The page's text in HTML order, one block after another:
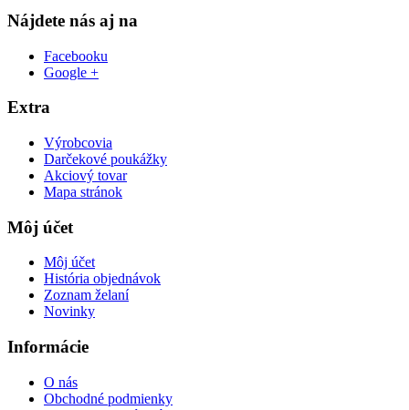
Nájdete nás aj na
Facebooku
Google +
Extra
Výrobcovia
Darčekové poukážky
Akciový tovar
Mapa stránok
Môj účet
Môj účet
História objednávok
Zoznam želaní
Novinky
Informácie
O nás
Obchodné podmienky